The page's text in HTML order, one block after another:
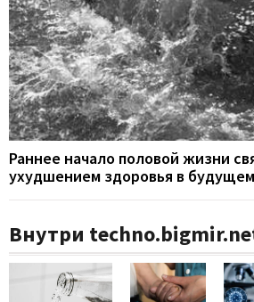
Раннее начало половой жизни
ухудшением здоровья в будущем
Внутри